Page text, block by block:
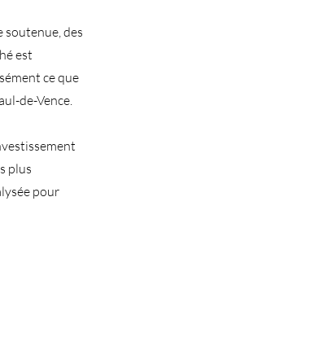
soutenue, des
est
ce que
de-Vence.
plus
pour